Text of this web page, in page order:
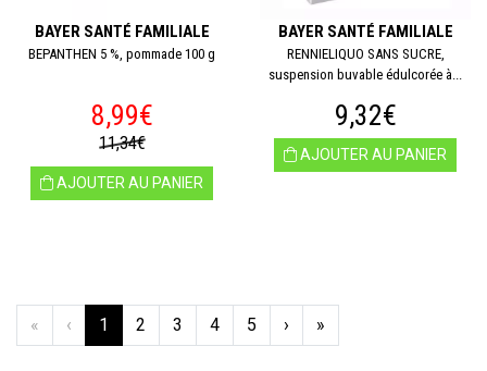
BAYER SANTÉ FAMILIALE
BEPANTHEN 5 %, pommade 100 g
8,99€
11,34€
AJOUTER AU PANIER
BAYER SANTÉ FAMILIALE
RENNIELIQUO SANS SUCRE,
suspension buvable édulcorée à...
9,32€
AJOUTER AU PANIER
« ‹ 1 2 3 4 5 › »